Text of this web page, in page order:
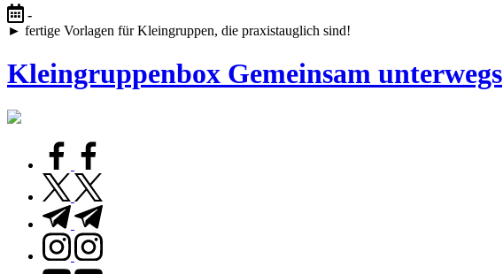
Skip
to
-
► fertige Vorlagen für Kleingruppen, die praxistauglich sind!
Kleingruppenbox Gemeinsam unterwegs
Gemeinsam
wachsen,
leben
facebook.com
twitter.com
t.me
instagram.com
youtube.com